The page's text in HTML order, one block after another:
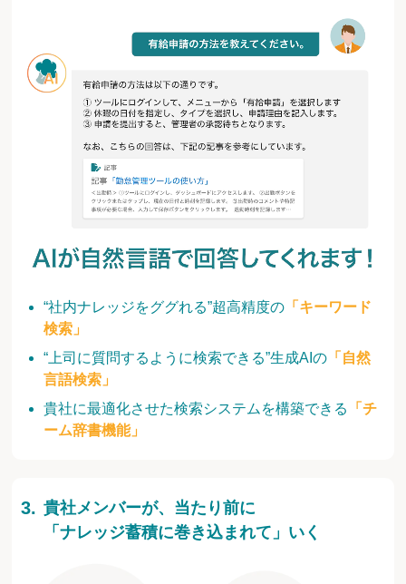
“社内ナレッジをググれる”超高精度の 「キーワード
検索」
“上司に質問するように検索できる”生成AIの 「自然
言語検索」
貴社に最適化させた検索システムを構築できる
「チ
ーム辞書機能」
貴社メンバーが、当たり前に
「ナレッジ蓄積に巻き込まれて」いく